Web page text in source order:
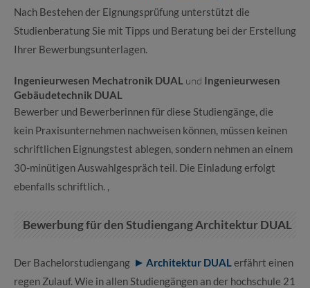
Nach Bestehen der Eignungsprüfung unterstützt die
Studienberatung Sie mit Tipps und Beratung bei der Erstellung
Ihrer Bewerbungsunterlagen.
Ingenieurwesen Mechatronik DUAL und Ingenieurwesen
Gebäudetechnik DUAL
Bewerber und Bewerberinnen für diese Studiengänge, die
kein Praxisunternehmen nachweisen können, müssen keinen
schriftlichen Eignungstest ablegen, sondern nehmen an einem
30-minütigen Auswahlgespräch teil. Die Einladung erfolgt
ebenfalls schriftlich. ,
Bewerbung für den Studiengang Architektur DUAL
Der Bachelorstudiengang Architektur DUALerfährt einen
regen Zulauf. Wie in allen Studiengängen an der hochschule 21